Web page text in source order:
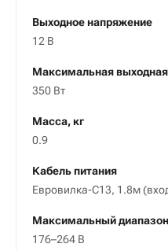
Выходное напряжение
12 В
Максимальная
350 Вт
Масса, кг
0.9
Кабель питания
Евровилка-С13, 1.8м
Максимальный
176–264 В